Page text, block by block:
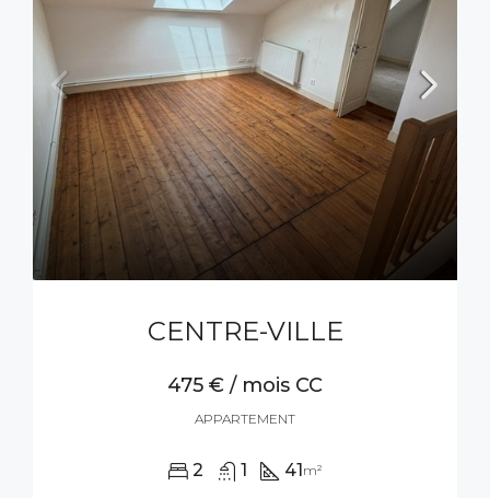
CENTRE-VILLE
475 € / mois CC
APPARTEMENT
2 1 41 m²